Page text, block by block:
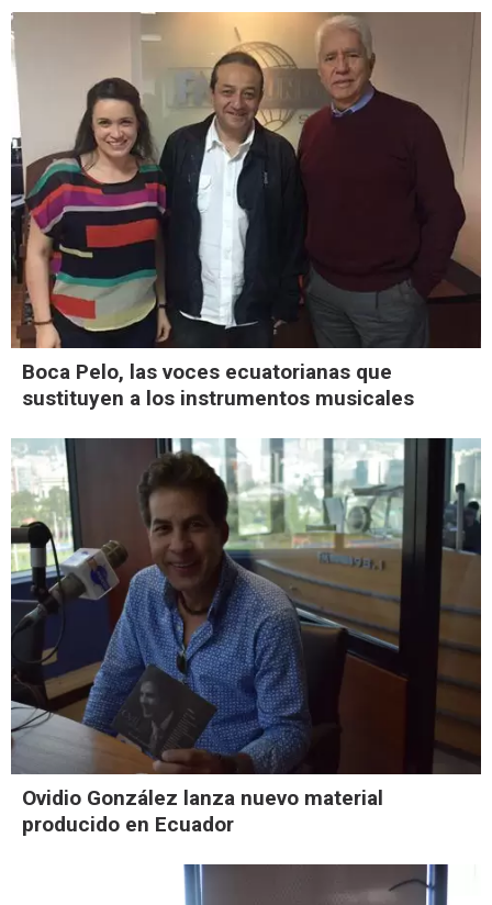
Boca Pelo, las voces ecuatorianas que
sustituyen a los instrumentos musicales
Ovidio González lanza nuevo material
producido en Ecuador